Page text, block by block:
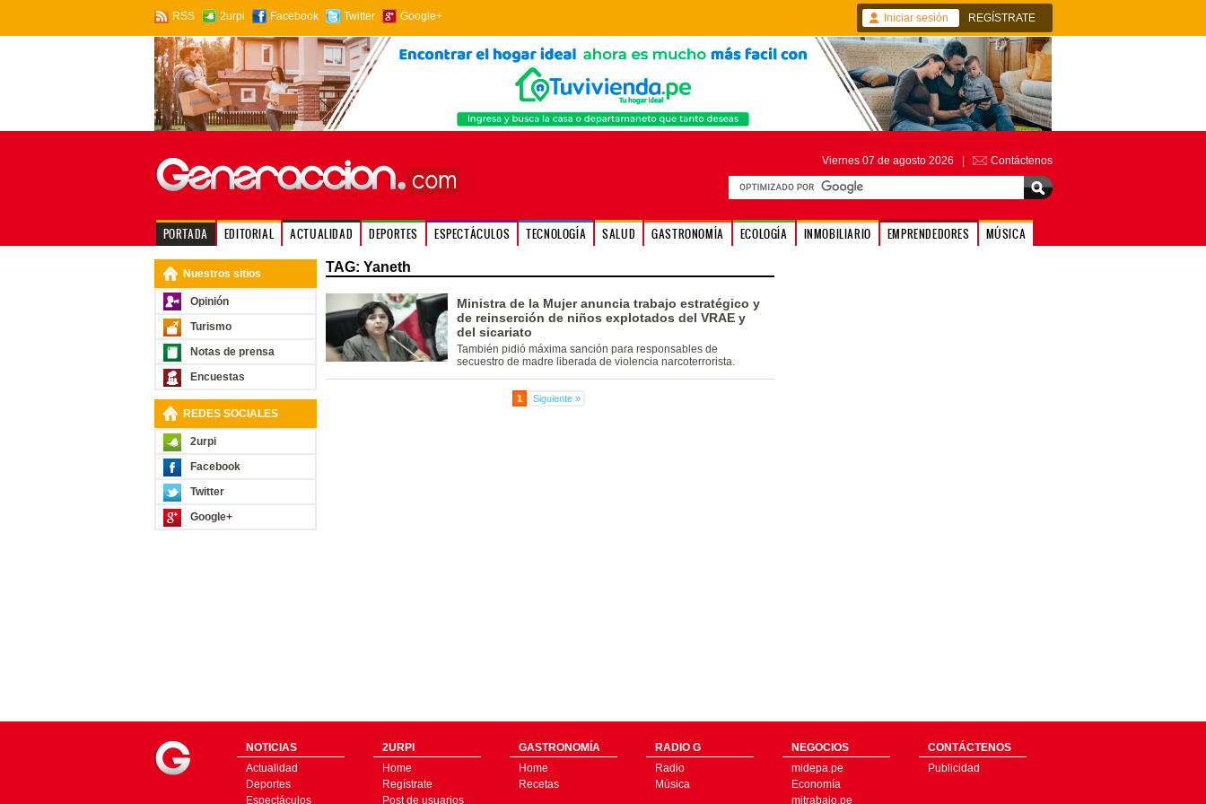
RSS 2urpi Facebook Twitter Google+ Iniciar sesión REGÍSTRATE
Viernes 07 de agosto 2026 | Contáctenos
PORTADA EDITORIAL ACTUALIDAD DEPORTES ESPECTÁCULOS TECNOLOGÍA SALUD GASTRONOMÍA ECOLOGÍA INMOBILIARIO EMPRENDEDORES MÚSICA
Nuestros sitios
Opinión
Turismo
Notas de prensa
Encuestas
REDES SOCIALES
2urpi
Facebook
Twitter
Google+
TAG: Yaneth
Ministra de la Mujer anuncia trabajo estratégico y
de reinserción de niños explotados del VRAE y
del sicariato
También pidió máxima sanción para responsables de
secuestro de madre liberada de violencia narcoterrorista.
1 Siguiente »
NOTICIAS
Actualidad
Deportes
Espectáculos
2URPI
Home
Regístrate
Post de usuarios
GASTRONOMÍA
Home
Recetas
RADIO G
Radio
Música
NEGOCIOS
midepa.pe
Economía
mitrabajo.pe
CONTÁCTENOS
Publicidad